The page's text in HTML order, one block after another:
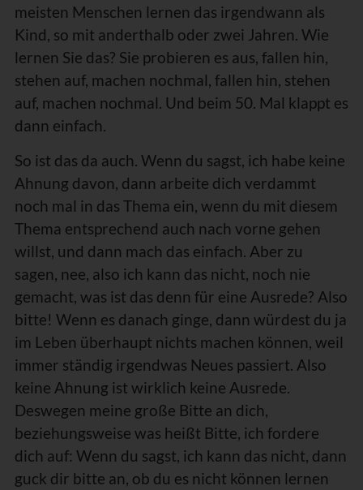
meisten Menschen lernen das irgendwann als
Kind, so mit anderthalb oder zwei Jahren. Wie
lernen Sie das? Sie probieren es aus, fallen hin,
stehen auf, machen nochmal, fallen hin, stehen
auf, machen nochmal. Und beim 50. Mal klappt es
dann einfach.
So ist das da auch. Wenn du sagst, ich habe keine
Ahnung davon, dann arbeite dich verdammt
noch mal in das Thema ein, wenn du mit diesem
Thema entsprechend auch nach vorne gehen
willst, und dann mach das einfach. Aber zu
sagen, nee, also ich kann das nicht, noch nie
gemacht, was ist das denn für eine Ausrede? Also
bitte! Wenn es danach ginge, dann würdest du ja
im Leben überhaupt nichts machen können, weil
immer ständig irgendwas Neues passiert. Also
keine Ahnung ist wirklich keine Ausrede.
Deswegen meine große Bitte an dich,
beziehungsweise was heißt Bitte, ich fordere
dich auf: Wenn du sagst, ich kann das nicht, dann
guck dir bitte an, ob du es nicht können lernen